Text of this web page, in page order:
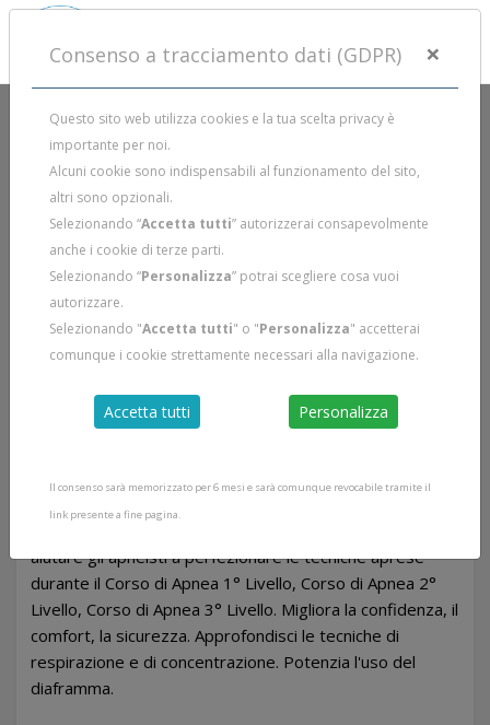
I CORSI DI APNEA A PRATO
Per info sui corsi di apnea a Prato+39 329 5916175o
info@duecentobar.it
SESSIONI APNEA EXPERIENCE
VORREI MAGGIORI INFORMAZIONI
Perfeziona la tua tecnica di Apnea!
aiutare gli apneisti a perfezionare le tecniche aprese
durante il Corso di Apnea 1° Livello, Corso di Apnea 2°
Livello, Corso di Apnea 3° Livello. Migliora la confidenza, il
comfort, la sicurezza. Approfondisci le tecniche di
respirazione e di concentrazione. Potenzia l'uso del
diaframma.
Consenso a tracciamento dati (GDPR) ×
Questo sito web utilizza cookies e la tua scelta privacy è
importante per noi.
Alcuni cookie sono indispensabili al funzionamento del sito,
altri sono opzionali.
Selezionando “Accetta tutti” autorizzerai consapevolmente
anche i cookie di terze parti.
Selezionando “Personalizza” potrai scegliere cosa vuoi
autorizzare.
Selezionando "Accetta tutti" o "Personalizza" accetterai
comunque i cookie strettamente necessari alla navigazione.
Accetta tutti Personalizza
Il consenso sarà memorizzato per 6 mesi e sarà comunque revocabile tramite il
link presente a fine pagina.